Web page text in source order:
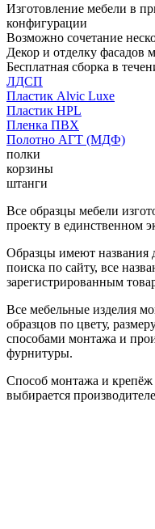
Изготовление мебели в
конфигурации
Возможно сочетание
Декор и отделку
Бесплатная сборка в
ЛДСП
Пластик Alvic Luxe
Пластик HPL
Пленка ПВХ
Полотно АГТ (МДФ)
полки
корзины
штанги
Все образцы мебели
проекту в единственном
Образцы имеют названия
поиска по сайту, все
зарегистрированным
Все мебельные изделия
образцов по цвету,
способами монтажа и
фурнитуры.
Способ монтажа и крепёж
выбирается